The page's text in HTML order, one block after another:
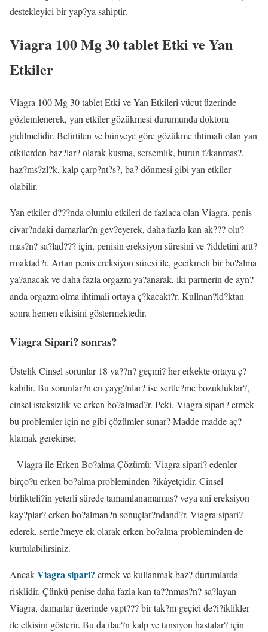
destekleyici bir yap?ya sahiptir.
Viagra 100 Mg 30 tablet Etki ve Yan
Etkiler
Viagra 100 Mg 30 tabletEtki ve Yan Etkileri vücut üzerinde
gözlemlenerek, yan etkiler gözükmesi durumunda doktora
gidilmelidir. Belirtilen ve bünyeye göre gözükme ihtimali olan yan
etkilerden baz?lar? olarak kusma, sersemlik, burun t?kanmas?,
haz?ms?zl?k, kalp çarp?nt?s?, ba? dönmesi gibi yan etkiler
olabilir.
Yan etkiler d???nda olumlu etkileri de fazlaca olan Viagra, penis
civar?ndaki damarlar?n gev?eyerek, daha fazla kan ak??? olu?
mas?n? sa?lad??? için, penisin ereksiyon süresini ve ?iddetini artt?
rmaktad?r. Artan penis ereksiyon süresi ile, gecikmeli bir bo?alma
ya?anacak ve daha fazla orgazm ya?anarak, iki partnerin de ayn?
anda orgazm olma ihtimali ortaya ç?kacakt?r. Kullnan?ld?ktan
sonra hemen etkisini göstermektedir.
Viagra Sipari? sonras?
Üstelik Cinsel sorunlar 18 ya??n? geçmi? her erkekte ortaya ç?
kabilir. Bu sorunlar?n en yayg?nlar? ise sertle?me bozukluklar?,
cinsel isteksizlik ve erken bo?almad?r. Peki, Viagra sipari? etmek
bu problemler için ne gibi çözümler sunar? Madde madde aç?
klamak gerekirse;
– Viagra ile Erken Bo?alma Çözümü: Viagra sipari? edenler
birço?u erken bo?alma probleminden ?ikâyetçidir. Cinsel
birlikteli?in yeterli sürede tamamlanamamas? veya ani ereksiyon
kay?plar? erken bo?alman?n sonuçlar?ndand?r. Viagra sipari?
ederek, sertle?meye ek olarak erken bo?alma probleminden de
kurtulabilirsiniz.
AncakViagra sipari? etmek ve kullanmak baz? durumlarda
risklidir. Çünkü penise daha fazla kan ta??nmas?n? sa?layan
Viagra, damarlar üzerinde yapt??? bir tak?m geçici de?i?iklikler
ile etkisini gösterir. Bu da ilac?n kalp ve tansiyon hastalar? için